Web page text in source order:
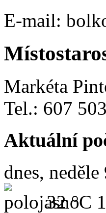
E-mail:
Markéta
Tel.: 607
Aktuální
dnes,
32 °C